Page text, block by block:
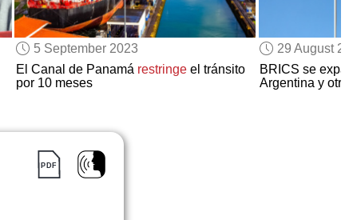
EDUCATIONAL LICENSES
GIFT CARDS
OTHER LANGUAGES
5 September 2023
El Canal de Panamá restringeel tránsito
por 10 meses
29 August
BRICS se
Argentina y